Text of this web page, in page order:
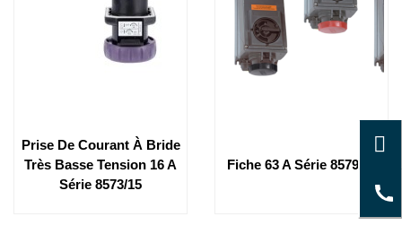
Prise De Courant À Bride
Très Basse Tension 16 A
Série 8573/15
Fiche 63 A Série 8579/12